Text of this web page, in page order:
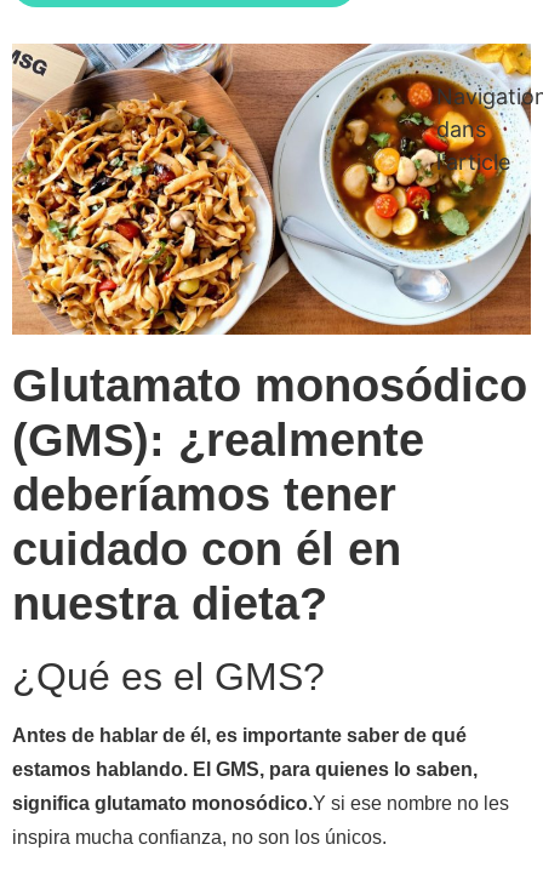
Glutamato monosódico
(GMS): ¿realmente
deberíamos tener
cuidado con él en
nuestra dieta?
¿Qué es el GMS?
Antes de hablar de él, es importante saber de qué
estamos hablando. El GMS, para quienes lo saben,
significa glutamato monosódico.Y si ese nombre no les
inspira mucha confianza, no son los únicos.
dans
l'article